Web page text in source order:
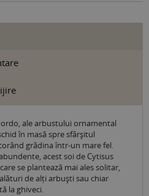
ale arbustului ornamental
în masă spre sfârșitul
grădina într-un mare fel.
acest soi de Cytisus
se plantează mai ales solitar,
de alți arbuști sau chiar
la ghiveci.